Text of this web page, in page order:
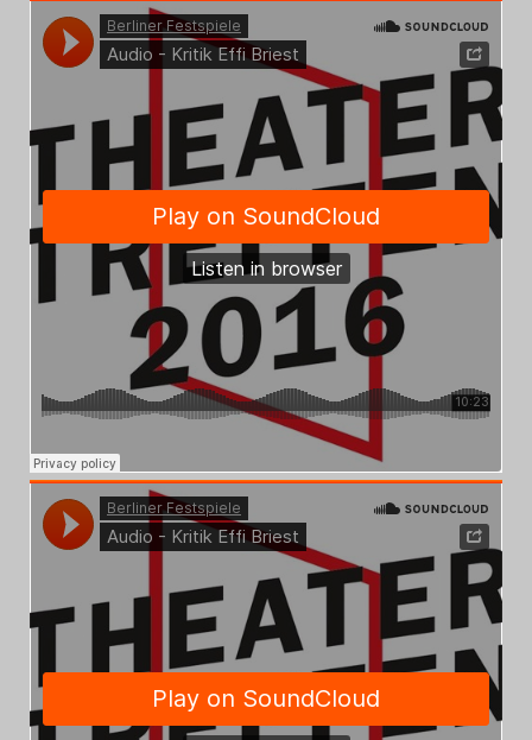
Das Theatertreffen-Blog
Archiv
Impressum
Nutzungsbedingungen
Search